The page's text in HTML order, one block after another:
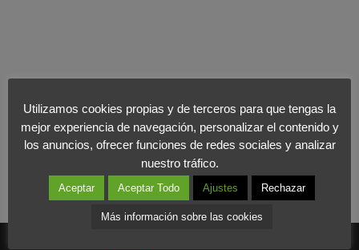
Utilizamos cookies propias y de terceros para que tengas la
mejor experiencia de navegación, personalizar el contenido y
los anuncios, ofrecer funciones de redes sociales y analizar
nuestro tráfico.
Aceptar Aceptar Todo Ajustes Rechazar
Más información sobre las cookies